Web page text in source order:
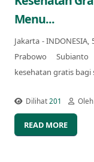
Menu...
Jakarta -
Prabowo
kesehatan gratis bagi
Dilihat201 Oleh
READ MORE